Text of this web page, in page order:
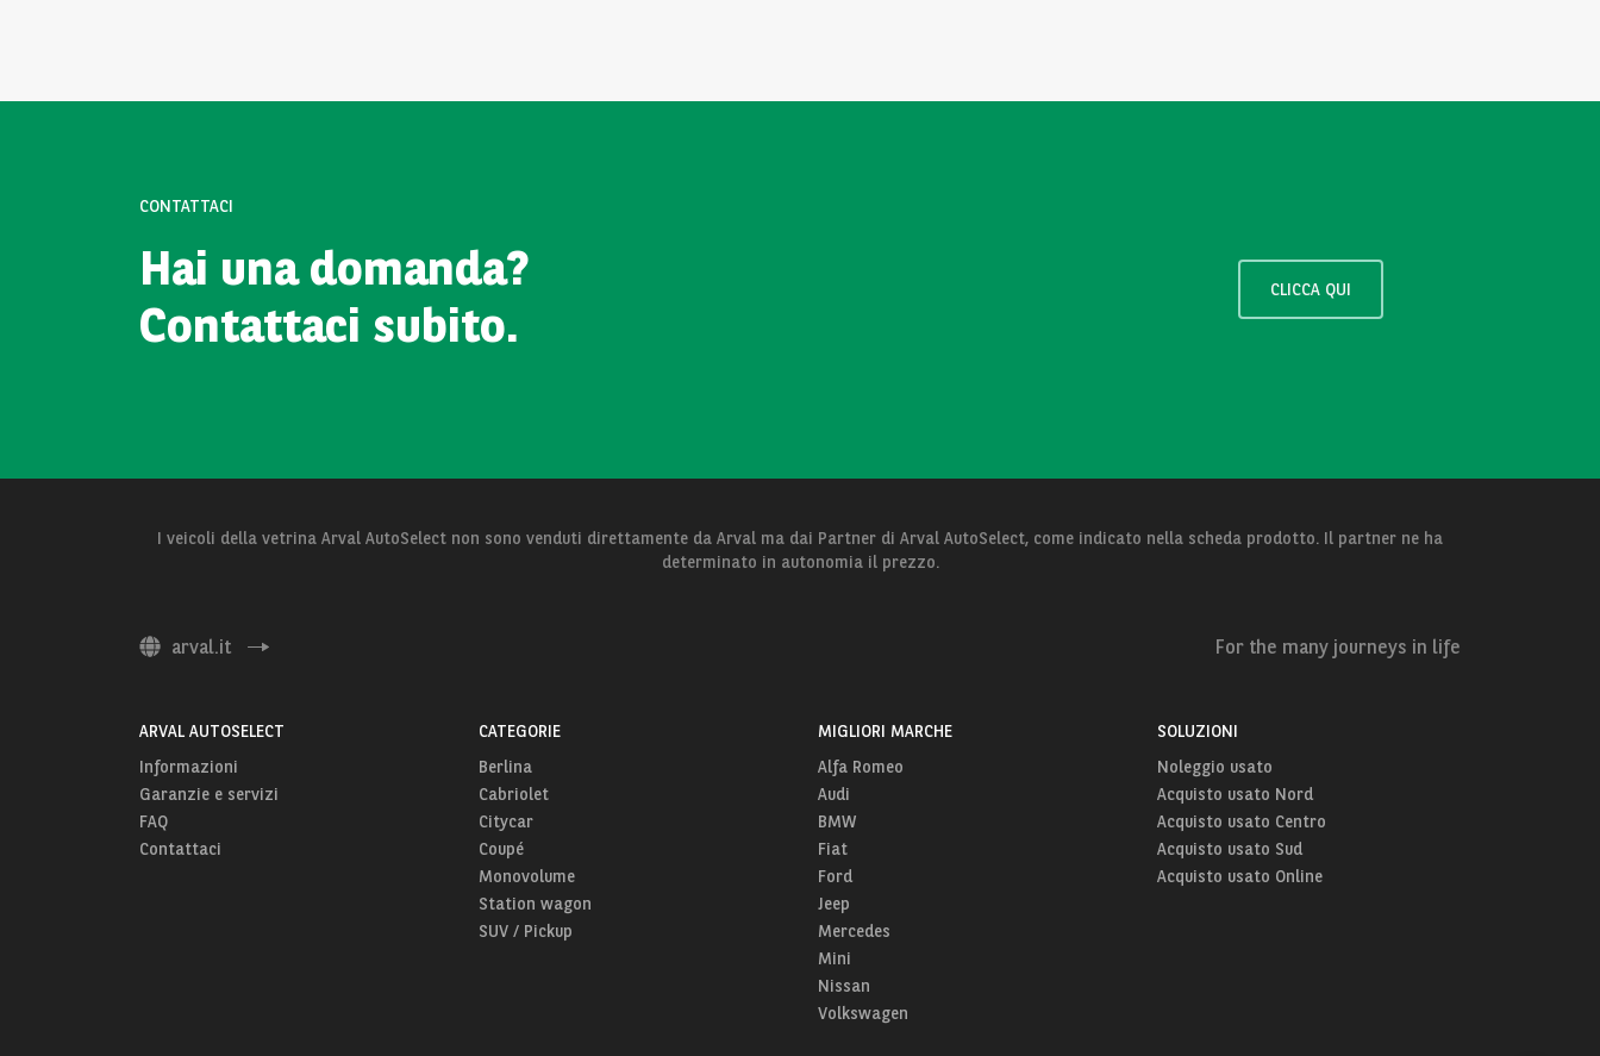
CONTATTACI
Hai una domanda?
Contattaci subito.
CLICCA QUI
I veicoli della vetrina Arval AutoSelect non sono venduti direttamente da Arval ma dai Partner di Arval AutoSelect, come indicato nella scheda prodotto. Il partner ne ha
determinato in autonomia il prezzo.
arval.it For the many journeys in life
ARVAL AUTOSELECT
Informazioni
Garanzie e servizi
FAQ
Contattaci
CATEGORIE
Berlina
Cabriolet
Citycar
Coupé
Monovolume
Station wagon
SUV / Pickup
MIGLIORI MARCHE
Alfa Romeo
Audi
BMW
Fiat
Ford
Jeep
Mercedes
Mini
Nissan
Volkswagen
SOLUZIONI
Noleggio usato
Acquisto usato Nord
Acquisto usato Centro
Acquisto usato Sud
Acquisto usato Online